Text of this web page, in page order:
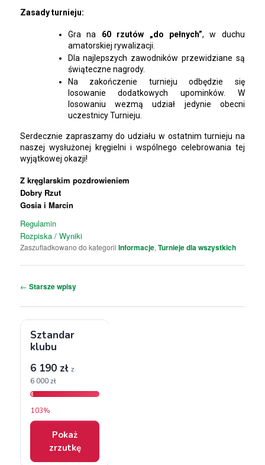
Zasady turnieju:
Gra na 60 rzutów „do pełnych”, w duchu
amatorskiej rywalizacji.
Dla najlepszych zawodników przewidziane są
świąteczne nagrody.
Na zakończenie turnieju odbędzie się
losowanie dodatkowych upominków. W
losowaniu wezmą udział jedynie obecni
uczestnicy Turnieju.
Serdecznie zapraszamy do udziału w ostatnim turnieju na
naszej wysłużonej kręgielni i wspólnego celebrowania tej
wyjątkowej okazji!
Z kręglarskim pozdrowieniem
Dobry Rzut
Gosia i Marcin
Regulamin
Rozpiska / Wyniki
Zaszufladkowano do kategorii Informacje,Turnieje dla wszystkich
Nawigacja
← Starsze wpisy